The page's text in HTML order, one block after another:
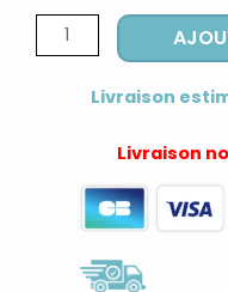
irrégulier
Livraison
Livraison